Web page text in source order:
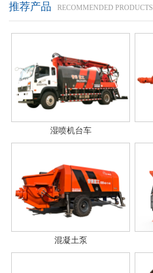
推荐产品 RECOMMENDED PRODUCTS
湿喷机台车
混凝土泵